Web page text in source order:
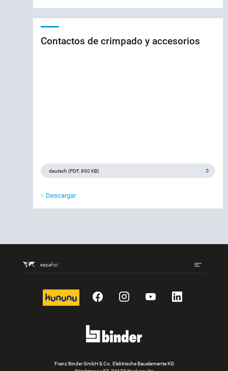
Contactos de crimpado y accesorios
Descargar
español
kununu FacebookInstagram
YouTubeLinkedIn
Franz Binder GmbH & Co. Elektrische Bauelemente KG